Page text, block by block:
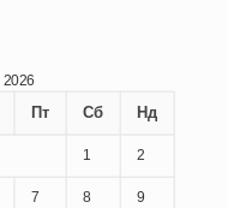
Пт Сб Нд
1 2
7 8 9